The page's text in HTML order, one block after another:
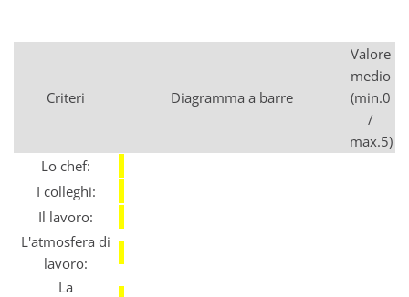
Criteri Diagramma a barre
Valore
medio
(min.0
/
max.5)
Lo chef:
I colleghi:
Il lavoro:
L'atmosfera di
lavoro:
La